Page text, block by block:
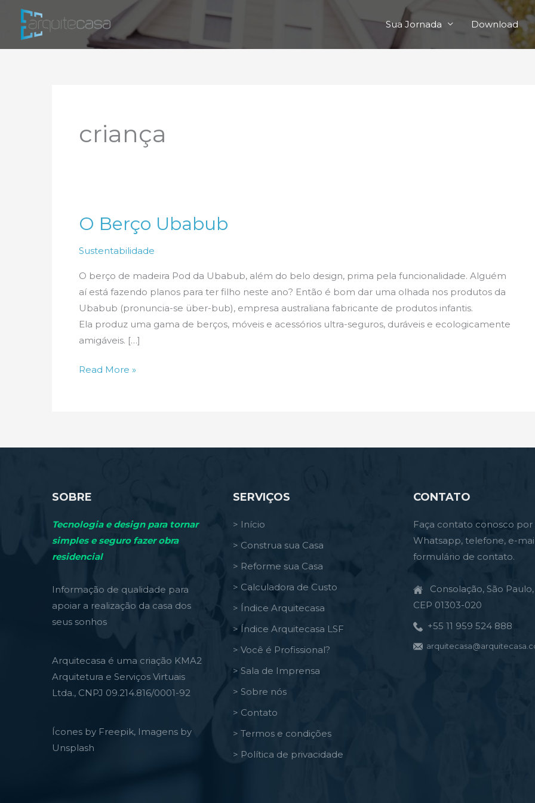
Sua Jornada Download
criança
O Berço Ubabub
Sustentabilidade
O berço de madeira Pod da Ubabub, além do belo design, prima pela funcionalidade. Alguém
aí está fazendo planos para ter filho neste ano? Então é bom dar uma olhada nos produtos da
Ubabub (pronuncia-se über-bub), empresa australiana fabricante de produtos infantis.
Ela produz uma gama de berços, móveis e acessórios ultra-seguros, duráveis ​​e ecologicamente
amigáveis. […]
O
Read More »
SOBRE
Tecnologia e design para tornar
simples e seguro fazer obra
residencial
Informação de qualidade para
apoiar a realização da casa dos
seus sonhos
Arquitecasa é uma criação KMA2
Arquitetura e Serviços Virtuais
Ltda., CNPJ 09.214.816/0001-92
Ícones by Freepik, Imagens by
Unsplash
SERVIÇOS
> Início
> Construa sua Casa
> Reforme sua Casa
> Calculadora de Custo
> Índice Arquitecasa
> Índice Arquitecasa LSF
> Você é Profissional?
> Sala de Imprensa
> Sobre nós
> Contato
> Termos e condições
> Política de privacidade
CONTATO
Faça contato conosco por
Whatsapp, telefone, e-
formulário de contato.
Consolação, São Paulo,
CEP 01303-020
+55 11 959 524 888